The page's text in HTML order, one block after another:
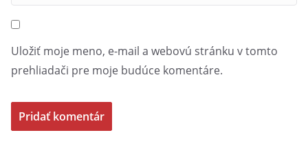
Uložiť moje meno, e-mail a webovú stránku v tomto
prehliadači pre moje budúce komentáre.